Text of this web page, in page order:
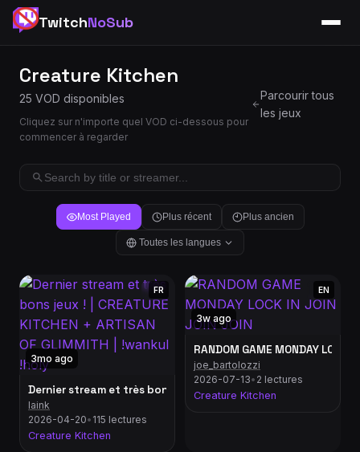
TwitchNoSub
Creature Kitchen
25 VOD disponibles
Cliquez sur n'importe quel VOD ci-dessous pour
commencer à regarder
Parcourir tous
les jeux
Most Played Plus récent Plus ancien
Toutes les langues
3mo ago
FR
Dernier stream et très bons jeux ! | CREATURE KITCHEN +
laink
2026-04-20• 115 lectures
Creature Kitchen
3w ago
EN
RANDOM GAME MONDAY LOCK
joe_bartolozzi
2026-07-13• 2 lectures
Creature Kitchen